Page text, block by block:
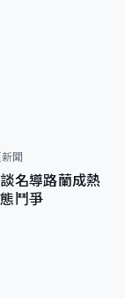
聞
名導路蘭成熱
鬥爭